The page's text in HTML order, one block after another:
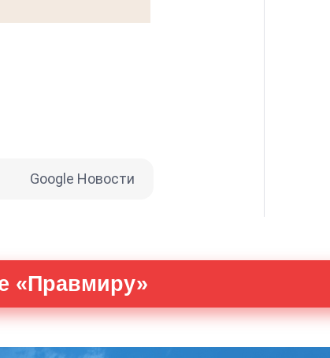
Google Новости
«Правмиру»